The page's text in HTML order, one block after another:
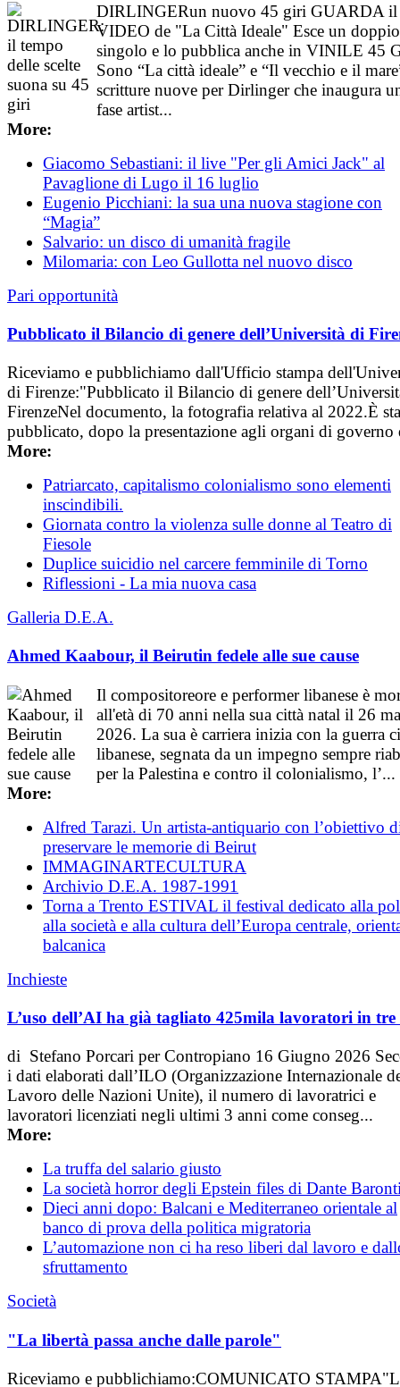
DIRLINGERun nuovo 45 giri GUARDA il
VIDEO de "La Città Ideale" Esce un doppio
singolo e lo pubblica anche in VINILE 45
Sono “La città ideale” e “Il vecchio e il
scritture nuove per Dirlinger che inaugura
fase artist...
More:
Giacomo Sebastiani: il live "Per gli Amici Jack" al
Pavaglione di Lugo il 16 luglio
Eugenio Picchiani: la sua una nuova stagione con
“Magia”
Salvario: un disco di umanità fragile
Milomaria: con Leo Gullotta nel nuovo disco
Pari opportunità
Pubblicato il Bilancio di genere dell’Università di
Riceviamo e pubblichiamo dall'Ufficio stampa
di Firenze:"Pubblicato il Bilancio di genere
FirenzeNel documento, la fotografia relativa al 2022.È
pubblicato, dopo la presentazione agli organi di governo
More:
Patriarcato, capitalismo colonialismo sono elementi
inscindibili.
Giornata contro la violenza sulle donne al Teatro di
Fiesole
Duplice suicidio nel carcere femminile di Torno
Riflessioni - La mia nuova casa
Galleria D.E.A.
Ahmed Kaabour, il Beirutin fedele alle sue cause
Il compositoreore e performer libanese è
all'età di 70 anni nella sua città natal il 26
2026. La sua è carriera inizia con la guerra
libanese, segnata da un impegno sempre
per la Palestina e contro il colonialismo, l’...
More:
Alfred Tarazi. Un artista-antiquario con l’obiettivo
preservare le memorie di Beirut
IMMAGINARTECULTURA
Archivio D.E.A. 1987-1991
Torna a Trento ESTIVAL il festival dedicato alla
alla società e alla cultura dell’Europa centrale,
balcanica
Inchieste
L’uso dell’AI ha già tagliato 425mila lavoratori in
di Stefano Porcari per Contropiano 16 Giugno 2026
i dati elaborati dall’ILO (Organizzazione Internazionale
Lavoro delle Nazioni Unite), il numero di lavoratrici e
lavoratori licenziati negli ultimi 3 anni come conseg...
More:
La truffa del salario giusto
La società horror degli Epstein files di Dante
Dieci anni dopo: Balcani e Mediterraneo orientale al
banco di prova della politica migratoria
L’automazione non ci ha reso liberi dal lavoro e
sfruttamento
Società
"La libertà passa anche dalle parole"
Riceviamo e pubblichiamo:COMUNICATO